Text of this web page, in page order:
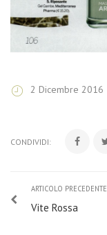
2 Dicembre 2016
CONDIVIDI:
ARTICOLO PRECEDENTE
Vite Rossa